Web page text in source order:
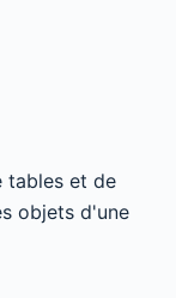
tables et de
objets d'une